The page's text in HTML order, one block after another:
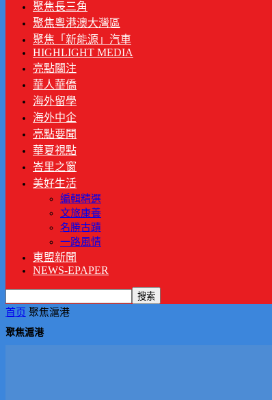
聚焦長三角
聚焦粵港澳大灣區
聚焦「新能源」汽車
HIGHLIGHT MEDIA
亮點關注
華人華僑
海外留學
海外中企
亮點要聞
華夏視點
峇里之窗
美好生活
編輯精選
文旅康養
名勝古蹟
一路風情
東盟新聞
NEWS-EPAPER
首页 聚焦滬港
聚焦滬港